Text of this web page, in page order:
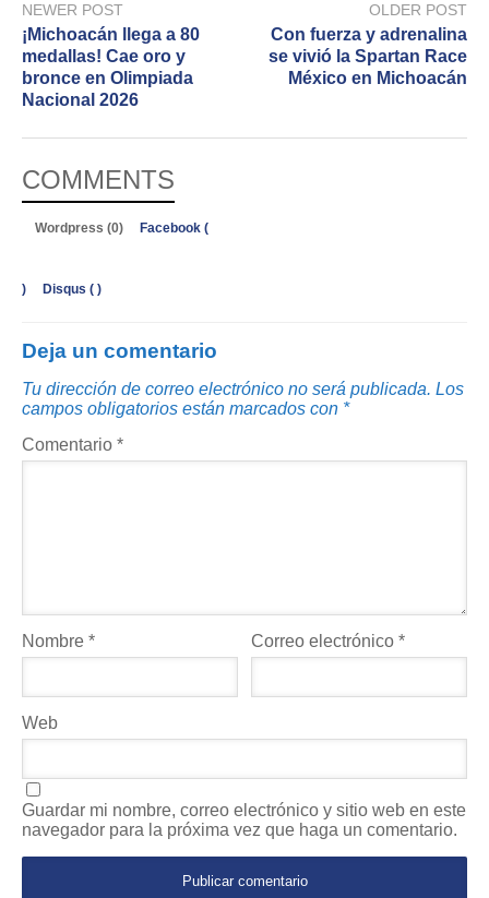
NEWER POST
¡Michoacán llega a 80
medallas! Cae oro y
bronce en Olimpiada
Nacional 2026
OLDER POST
Con fuerza y adrenalina
se vivió la Spartan Race
México en Michoacán
COMMENTS
Wordpress (0) Facebook (
) Disqus ( )
Deja un comentario
Tu dirección de correo electrónico no será publicada. Los
campos obligatorios están marcados con *
Comentario *
Nombre * Correo electrónico*
Web
Guardar mi nombre, correo electrónico y sitio web en este
navegador para la próxima vez que haga un comentario.